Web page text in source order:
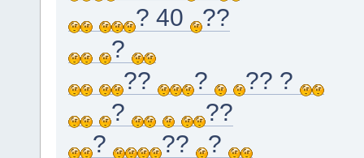
? 40
??
?
??
?
?? ?
?
??
?
??
?